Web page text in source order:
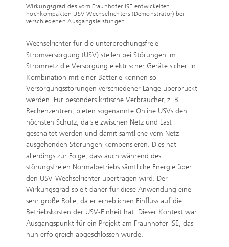
Wirkungsgrad des vom Fraunhofer ISE entwickelten
hochkompakten USV-Wechselrichters (Demonstrator) bei
verschiedenen Ausgangsleistungen.
Wechselrichter für die unterbrechungsfreie
Stromversorgung (USV) stellen bei Störungen im
Stromnetz die Versorgung elektrischer Geräte sicher. In
Kombination mit einer Batterie können so
Versorgungsstörungen verschiedener Länge überbrückt
werden. Für besonders kritische Verbraucher, z. B.
Rechenzentren, bieten sogenannte Online USVs den
höchsten Schutz, da sie zwischen Netz und Last
geschaltet werden und damit sämtliche vom Netz
ausgehenden Störungen kompensieren. Dies hat
allerdings zur Folge, dass auch während des
störungsfreien Normalbetriebs sämtliche Energie über
den USV-Wechselrichter übertragen wird. Der
Wirkungsgrad spielt daher für diese Anwendung eine
sehr große Rolle, da er erheblichen Einfluss auf die
Betriebskosten der USV-Einheit hat. Dieser Kontext war
Ausgangspunkt für ein Projekt am Fraunhofer ISE, das
nun erfolgreich abgeschlossen wurde.